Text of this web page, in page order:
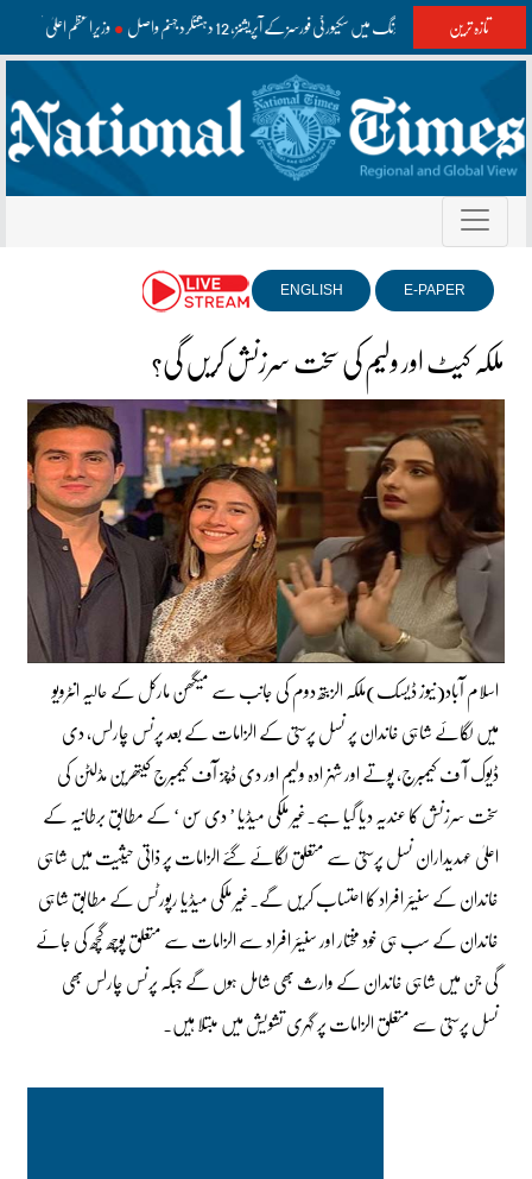
تازہ ترین واشک اور مستونگ میں سکیورٹی فورسز کے آپریشنز، 12 دہشتگرد جہنم واصل وزیراعظم اعلیٰ
E-PAPER
ENGLISH
ملکہ کیٹ اور ولیم کی سخت سرزنش کریں گی؟
اسلام آباد(نیوز ڈیسک)ملکہ الزبتھ دوم کی جانب سے میگھن مارکل کے حالیہ انٹرویو
میں لگائے شاہی خاندان پر نسل پرستی کے الزامات کے بعد پرنس چارلس، دی
ڈیوک آ ف کیمبرج، پوتے اور شہزادہ ولیم اور دی ڈچز آف کیمبرج کیتھرین مڈلٹن کی
سخت سرزنش کا عندیہ دیا گیا ہے۔غیر ملکی میڈیا ’ دی سن ‘ کے مطابق برطانیہ کے
اعلیٰ عہدیداران نسل پرستی سے متعلق لگائے گئے الزامات پر ذاتی حیثیت میں شاہی
خاندان کے سنیئر افراد کا احتساب کریں گے۔غیر ملکی میڈیا رپورٹس کے مطابق شاہی
خاندان کے سب ہی خود مختار اور سنیئر افراد سے الزامات سے متعلق پوچھ گچھ کی جائے
گی جن میں شاہی خاندان کے وارث بھی شامل ہوں گے جبکہ پرنس چارلس بھی
نسل پرستی سے متعلق الزامات پر گہری تشویش میں مبتلا ہیں۔